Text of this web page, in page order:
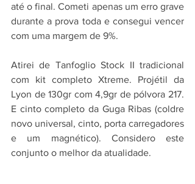
até o final. Cometi apenas um erro grave
durante a prova toda e consegui vencer
com uma margem de 9%.
Atirei de Tanfoglio Stock II tradicional
com kit completo Xtreme. Projétil da
Lyon de 130gr com 4,9gr de pólvora 217.
E cinto completo da Guga Ribas (coldre
novo universal, cinto, porta carregadores
e um magnético). Considero este
conjunto o melhor da atualidade.